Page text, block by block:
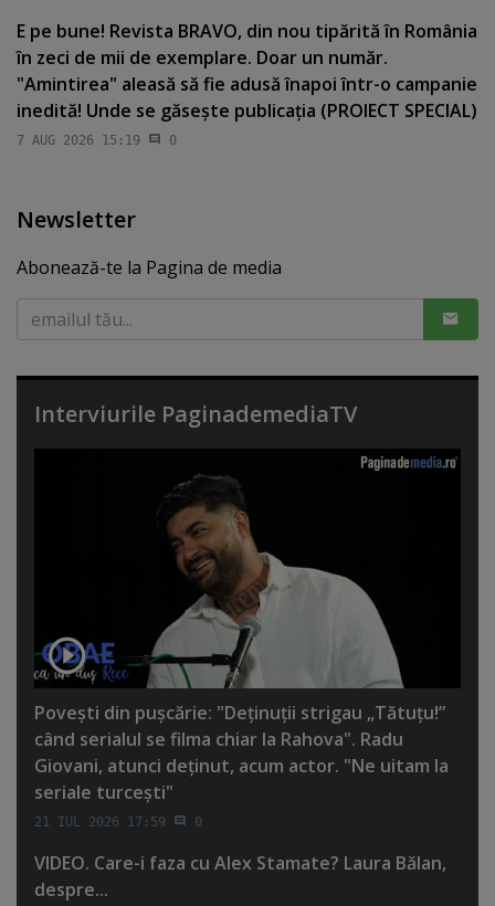
E pe bune! Revista BRAVO, din nou tipărită în România
în zeci de mii de exemplare. Doar un număr.
"Amintirea" aleasă să fie adusă înapoi într-o campanie
inedită! Unde se găseşte publicaţia (PROIECT SPECIAL)
7 AUG 2026 15:19 0
Newsletter
Abonează-te la Pagina de media
Interviurile PaginademediaTV
Poveşti din puşcărie: "Deţinuţii strigau „Tătuţu!”
când serialul se filma chiar la Rahova". Radu
Giovani, atunci deţinut, acum actor. "Ne uitam la
seriale turceşti"
21 IUL 2026 17:59 0
VIDEO. Care-i faza cu Alex Stamate? Laura Bălan,
despre...